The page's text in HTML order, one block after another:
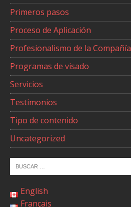
Primeros pasos
Proceso de Aplicación
Profesionalismo de la Compañía
Programas de visado
Servicios
Testimonios
Tipo de contenido
Uncategorized
English
Français